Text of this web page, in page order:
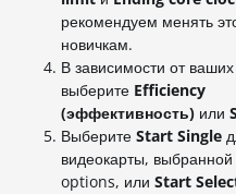
рекомендуем менять
новичкам.
В зависимости от
выберите Efficiency
(эффективность) или
Выберите Start Single
видеокарты,
options, или Start